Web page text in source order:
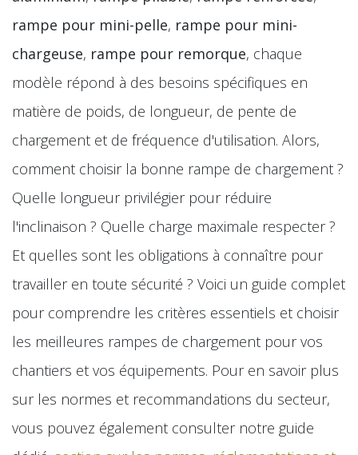
rampe pour mini-pelle, rampe pour mini-
chargeuse, rampe pour remorque, chaque
modèle répond à des besoins spécifiques en
matière de poids, de longueur, de pente de
chargement et de fréquence d'utilisation. Alors,
comment choisir la bonne rampe de chargement ?
Quelle longueur privilégier pour réduire
l'inclinaison ? Quelle charge maximale respecter ?
Et quelles sont les obligations à connaître pour
travailler en toute sécurité ? Voici un guide complet
pour comprendre les critères essentiels et choisir
les meilleures rampes de chargement pour vos
chantiers et vos équipements. Pour en savoir plus
sur les normes et recommandations du secteur,
vous pouvez également consulter notre guide